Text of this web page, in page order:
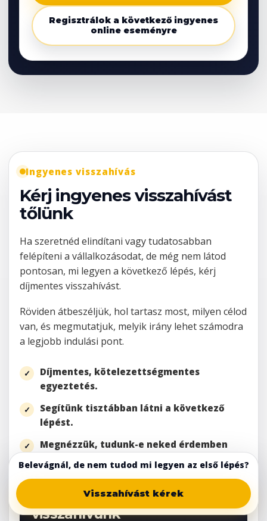
Regisztrálok a következő ingyenes
online eseményre
Ingyenes visszahívás
Kérj ingyenes visszahívást
tőlünk
Ha szeretnéd elindítani vagy tudatosabban
felépíteni a vállalkozásodat, de még nem látod
pontosan, mi legyen a következő lépés, kérj
díjmentes visszahívást.
Röviden átbeszéljük, hol tartasz most, milyen célod
van, és megmutatjuk, melyik irány lehet számodra
a legjobb indulási pont.
Díjmentes, kötelezettségmentes
egyeztetés.
Segítünk tisztábban látni a következő
lépést.
Megnézzük, tudunk-e neked érdemben
segíteni.
Töltsd ki az űrlapot, és
visszahívunk
Belevágnál, de nem tudod mi legyen az első lépés?
Visszahívást kérek